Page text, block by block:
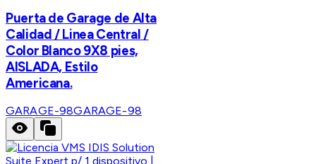
Puerta de Garage de Alta
Calidad / Linea Central /
Color Blanco 9X8 pies,
AISLADA, Estilo
Americana.
GARAGE-98GARAGE-98